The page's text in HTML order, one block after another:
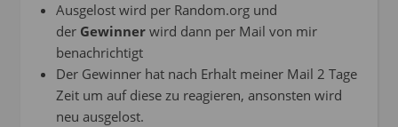
Ausgelost wird per Random.org und
der Gewinner wird dann per Mail von mir
benachrichtigt
Der Gewinner hat nach Erhalt meiner Mail 2 Tage
Zeit um auf diese zu reagieren, ansonsten wird
neu ausgelost.